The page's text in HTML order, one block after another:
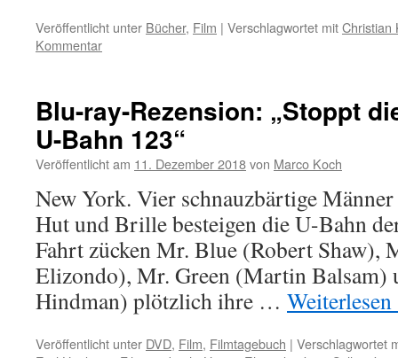
Veröffentlicht unter Bücher, Film | Verschlagwortet mitChristian
Kommentar
Blu-ray-Rezension: „Stoppt
U-Bahn 123“
Veröffentlicht am 11. Dezember 2018von Marco Koch
New York. Vier schnauzbärtige
Hut und Brille besteigen die U-Bahn
Fahrt zücken Mr. Blue (Robert Shaw),
Elizondo), Mr. Green (Martin Balsam)
Hindman) plötzlich ihre … Weiterlesen
Veröffentlicht unter DVD, Film, Filmtagebuch | Verschlagwortet